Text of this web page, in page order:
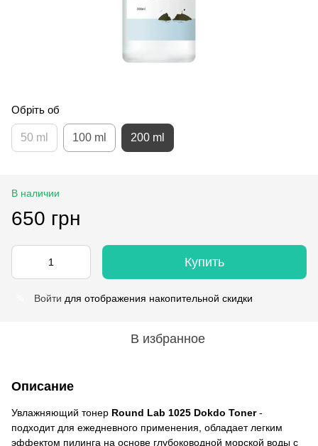
Обріть об
50 ml 100 ml 200 ml
В наличии
650 грн
Купить
Войти для отображения накопительной скидки
В избранное
Описание
Увлажняющий тонер Round Lab 1025 Dokdo Toner-
подходит для ежедневного применения, обладает легким
эффектом пилинга на основе глубоководной морской воды с